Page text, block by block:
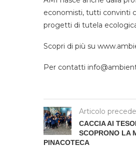
economisti, tutti convinti
progetti di tutela
Scopri di più su
Per contatti
Articolo
CACCIA AI
SCOPRONO LA
PINACOTECA